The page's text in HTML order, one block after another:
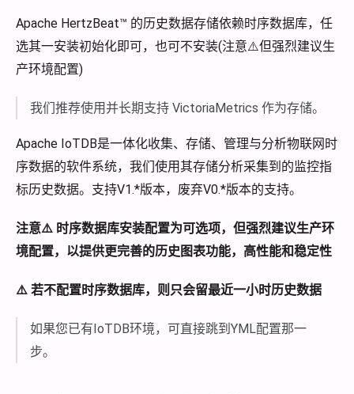
Apache HertzBeat™ 的历史数据存储依赖时序数据库，任
选其一安装初始化即可，也可不安装(注意⚠️但强烈建议生
产环境配置)
我们推荐使用并长期支持 VictoriaMetrics 作为存储。
Apache IoTDB是一体化收集、存储、管理与分析物联网时
序数据的软件系统，我们使用其存储分析采集到的监控指
标历史数据。支持V1.*版本，废弃V0.*版本的支持。
注意⚠️ 时序数据库安装配置为可选项，但强烈建议生产环
境配置，以提供更完善的历史图表功能，高性能和稳定性
⚠️ 若不配置时序数据库，则只会留最近一小时历史数据
如果您已有IoTDB环境，可直接跳到YML配置那一
步。